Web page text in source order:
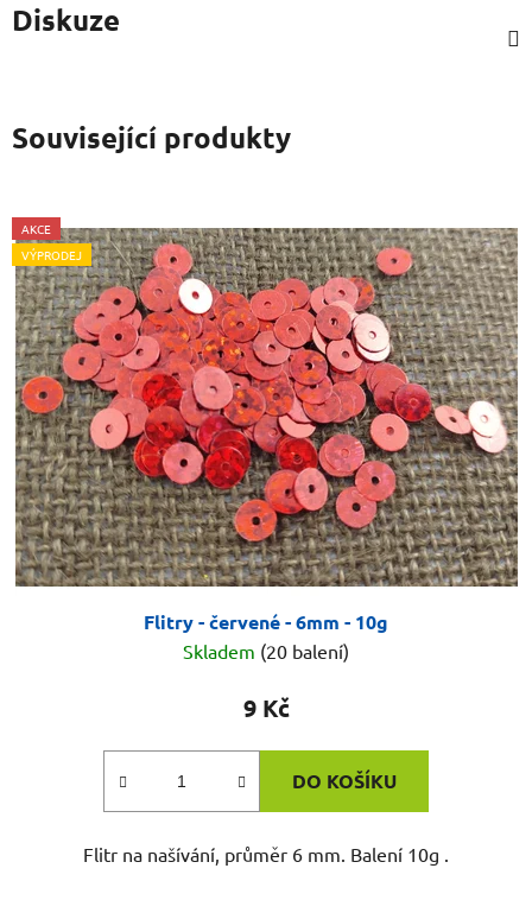
Diskuze
Související produkty
AKCE
VÝPRODEJ
Flitry - červené - 6mm - 10g
Skladem (20 balení)
9 Kč
DO KOŠÍKU
Flitr na našívání, průměr 6 mm. Balení 10g .